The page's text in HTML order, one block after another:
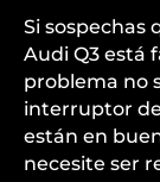
Si sospechas
Audi Q3 está
problema no
interruptor
están en
necesite ser